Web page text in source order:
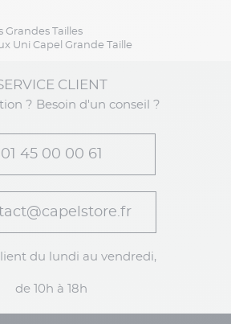
Grandes Tailles
Uni Capel Grande Taille
CLIENT
? Besoin d'un conseil ?
01 45 00 00 61
du lundi au vendredi,
de 10h à 18h